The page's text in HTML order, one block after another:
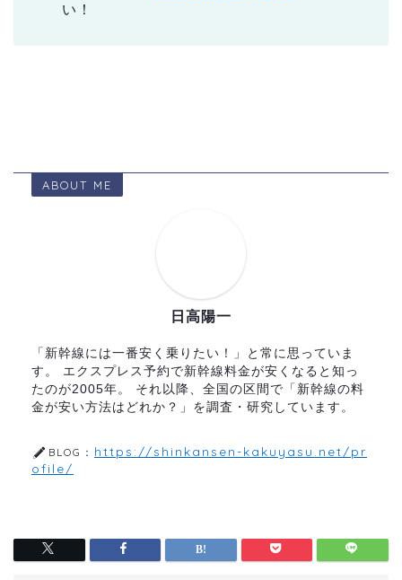
い！
ABOUT ME
日高陽一
「新幹線には一番安く乗りたい！」と常に思っていま
す。 エクスプレス予約で新幹線料金が安くなると知っ
たのが2005年。 それ以降、全国の区間で「新幹線の料
金が安い方法はどれか？」を調査・研究しています。
BLOG： https://shinkansen-kakuyasu.net/pr
ofile/